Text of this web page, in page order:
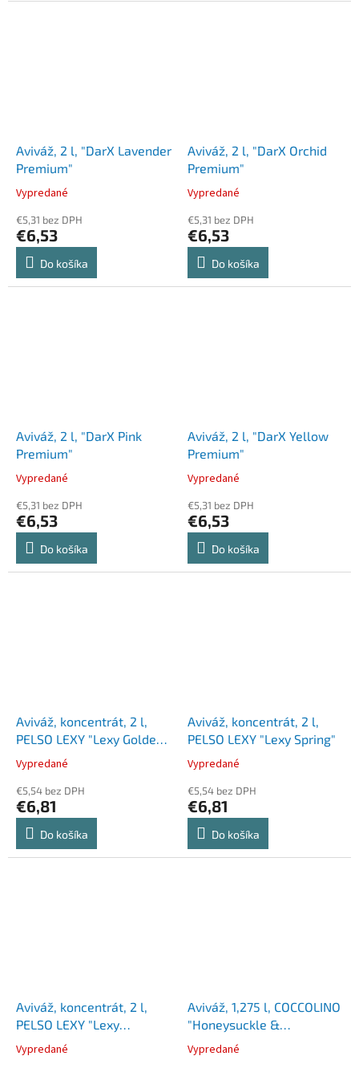
Aviváž, 2 l, "DarX Lavender
Premium"
Vypredané
€5,31 bez DPH
€6,53
Do košíka
Aviváž, 2 l, "DarX Orchid
Premium"
Vypredané
€5,31 bez DPH
€6,53
Do košíka
Aviváž, 2 l, "DarX Pink
Premium"
Vypredané
€5,31 bez DPH
€6,53
Do košíka
Aviváž, 2 l, "DarX Yellow
Premium"
Vypredané
€5,31 bez DPH
€6,53
Do košíka
Aviváž, koncentrát, 2 l,
PELSO LEXY "Lexy Golden
Orchid"
Vypredané
€5,54 bez DPH
€6,81
Do košíka
Aviváž, koncentrát, 2 l,
PELSO LEXY "Lexy Spring"
Vypredané
€5,54 bez DPH
€6,81
Do košíka
Aviváž, koncentrát, 2 l,
PELSO LEXY "Lexy
Summer"
Vypredané
Aviváž, 1,275 l, COCCOLINO
"Honeysuckle &
Sandalwood"
Vypredané